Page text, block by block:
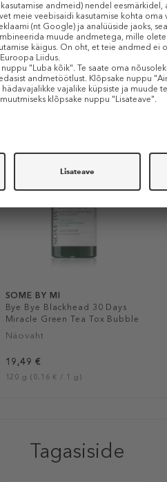
Sarnased tooted
SOME BY MI
Bye Bye Blackhead 30 Days
Miracle Green Tea Tox Bubble
Cleanser
Näovaht
19,49 €
120 g (0,16 € / 1 g)
Tagasiside